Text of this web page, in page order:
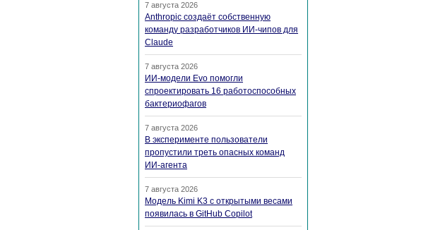
7 августа 2026
Anthropic создаёт собственную
команду разработчиков ИИ-чипов для
Claude
7 августа 2026
ИИ-модели Evo помогли
спроектировать 16 работоспособных
бактериофагов
7 августа 2026
В эксперименте пользователи
пропустили треть опасных команд
ИИ-агента
7 августа 2026
Модель Kimi K3 с открытыми весами
появилась в GitHub Copilot